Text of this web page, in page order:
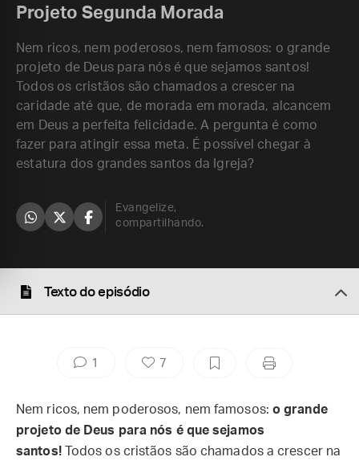
Projeto Segunda Morada
Nem ricos, nem poderosos, nem famosos: o grande
projeto de Deus para nós é que sejamos santos!
Todos os cristãos são chamados a crescer na
caridade até que, de morada em morada, alcancem
em Deus a perfeita felicidade. A pergunta é como
fazer para atingir essa meta. É possível chegar à
estatura dos grandes santos da Igreja?
Evangelize,
compartilhando.
Texto do episódio
1 7
Nem ricos, nem poderosos, nem famosos: o grande
projeto de Deus para nós é que sejamos
santos!Todos os cristãos são chamados a crescer na